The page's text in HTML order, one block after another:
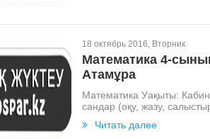
18 октябрь 2016, Вторник
Математика 4-
Атамұра
Математика Уақыты:
сандар (оқу, жазу,
Читать далее